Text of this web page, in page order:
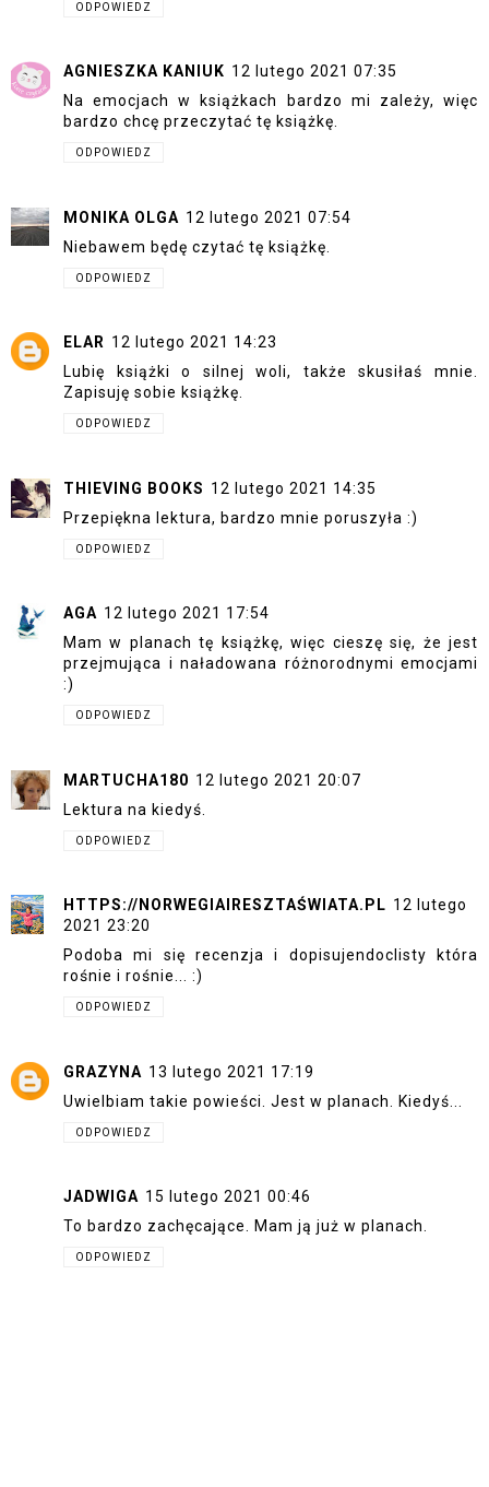
ODPOWIEDZ
AGNIESZKA KANIUK 12 lutego 2021 07:35
Na emocjach w książkach bardzo mi zależy, więc
bardzo chcę przeczytać tę książkę.
ODPOWIEDZ
MONIKA OLGA 12 lutego 2021 07:54
Niebawem będę czytać tę książkę.
ODPOWIEDZ
ELAR 12 lutego 2021 14:23
Lubię książki o silnej woli, także skusiłaś mnie.
Zapisuję sobie książkę.
ODPOWIEDZ
THIEVING BOOKS 12 lutego 2021 14:35
Przepiękna lektura, bardzo mnie poruszyła :)
ODPOWIEDZ
AGA 12 lutego 2021 17:54
Mam w planach tę książkę, więc cieszę się, że jest
przejmująca i naładowana różnorodnymi emocjami
:)
ODPOWIEDZ
MARTUCHA180 12 lutego 2021 20:07
Lektura na kiedyś.
ODPOWIEDZ
HTTPS://NORWEGIAIRESZTAŚWIATA.PL 12 lutego
2021 23:20
Podoba mi się recenzja i dopisujendoclisty która
rośnie i rośnie... :)
ODPOWIEDZ
GRAZYNA 13 lutego 2021 17:19
Uwielbiam takie powieści. Jest w planach. Kiedyś...
ODPOWIEDZ
JADWIGA 15 lutego 2021 00:46
To bardzo zachęcające. Mam ją już w planach.
ODPOWIEDZ